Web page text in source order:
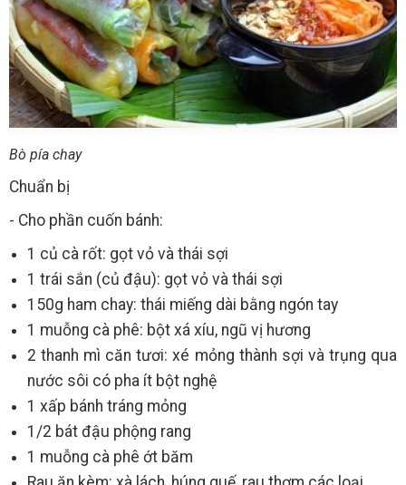
Bò pía chay
Chuẩn bị
- Cho phần cuốn bánh:
1 củ cà rốt: gọt vỏ và thái sợi
1 trái sắn (củ đậu): gọt vỏ và thái sợi
150g ham chay: thái miếng dài bằng ngón tay
1 muỗng cà phê: bột xá xíu, ngũ vị hương
2 thanh mì căn tươi: xé mỏng thành sợi và trụng qua
nước sôi có pha ít bột nghệ
1 xấp bánh tráng mỏng
1/2 bát đậu phộng rang
1 muỗng cà phê ớt băm